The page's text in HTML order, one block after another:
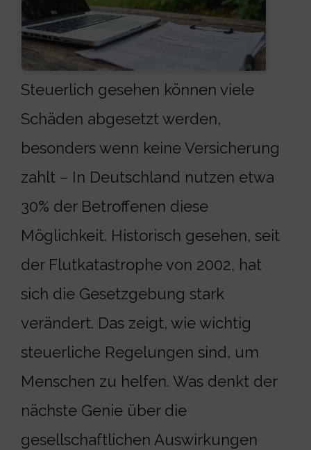
Steuerlich gesehen können viele
Schäden abgesetzt werden,
besonders wenn keine Versicherung
zahlt – In Deutschland nutzen etwa
30% der Betroffenen diese
Möglichkeit. Historisch gesehen, seit
der Flutkatastrophe von 2002, hat
sich die Gesetzgebung stark
verändert. Das zeigt, wie wichtig
steuerliche Regelungen sind, um
Menschen zu helfen. Was denkt der
nächste Genie über die
gesellschaftlichen Auswirkungen